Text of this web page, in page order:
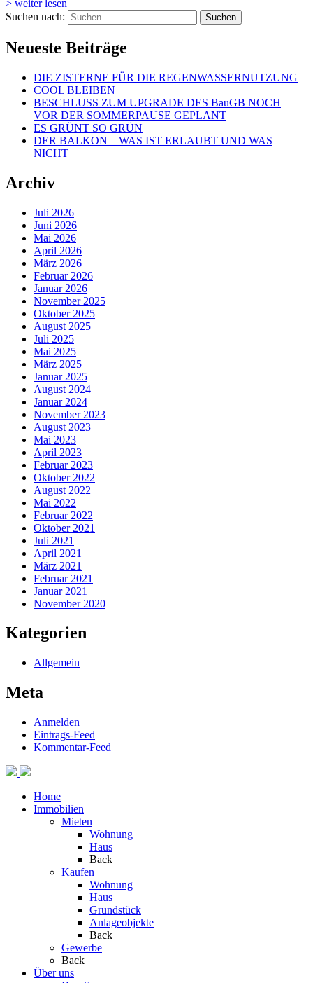
> weiter lesen
Suchen nach:
Neueste Beiträge
DIE ZISTERNE FÜR DIE REGENWASSERNUTZUNG
COOL BLEIBEN
BESCHLUSS ZUM UPGRADE DES BauGB NOCH
VOR DER SOMMERPAUSE GEPLANT
ES GRÜNT SO GRÜN
DER BALKON – WAS IST ERLAUBT UND WAS
NICHT
Archiv
Juli 2026
Juni 2026
Mai 2026
April 2026
März 2026
Februar 2026
Januar 2026
November 2025
Oktober 2025
August 2025
Juli 2025
Mai 2025
März 2025
Januar 2025
August 2024
Januar 2024
November 2023
August 2023
Mai 2023
April 2023
Februar 2023
Oktober 2022
August 2022
Mai 2022
Februar 2022
Oktober 2021
Juli 2021
April 2021
März 2021
Februar 2021
Januar 2021
November 2020
Kategorien
Allgemein
Meta
Anmelden
Eintrags-Feed
Kommentar-Feed
Home
Immobilien
Mieten
Wohnung
Haus
Back
Kaufen
Wohnung
Haus
Grundstück
Anlageobjekte
Back
Gewerbe
Back
Über uns